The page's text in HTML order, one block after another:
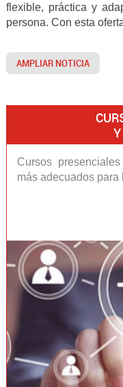
flexible, práctica y
persona. Con esta
AMPLIAR NOTICIA
Cursos
más adecuados para